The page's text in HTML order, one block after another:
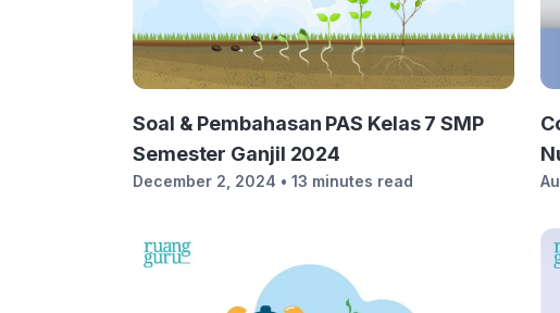
Soal & Pembahasan PAS Kelas 7 SMP
Semester Ganjil 2024
December 2, 2024 • 13 minutes read